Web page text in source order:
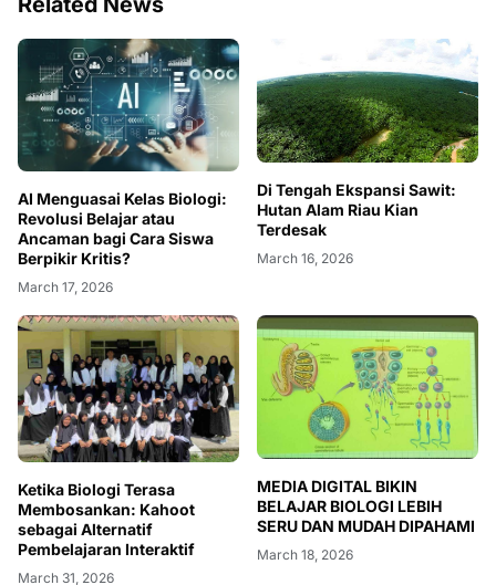
AI Menguasai Kelas Biologi:
Revolusi Belajar atau
Ancaman bagi Cara Siswa
Berpikir Kritis?
March 17, 2026
Di Tengah Ekspansi Sawit:
Hutan Alam Riau Kian
Terdesak
March 16, 2026
Ketika Biologi Terasa
Membosankan: Kahoot
sebagai Alternatif
Pembelajaran Interaktif
March 31, 2026
MEDIA DIGITAL BIKIN
BELAJAR BIOLOGI LEBIH
SERU DAN MUDAH DIPAHAMI
March 18, 2026